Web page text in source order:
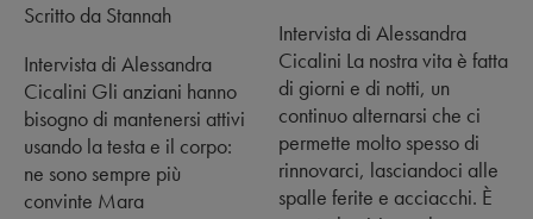
Scritto da Stannah
Intervista di Alessandra
Cicalini Gli anziani hanno
bisogno di mantenersi attivi
usando la testa e il corpo:
ne sono sempre più
convinte Mara
Intervista di Alessandra
Cicalini La nostra vita è fatta
di giorni e di notti, un
continuo alternarsi che ci
permette molto spesso di
rinnovarci, lasciandoci alle
spalle ferite e acciacchi. È